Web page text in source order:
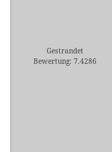
Gestrandet
Bewertung: 7.4286